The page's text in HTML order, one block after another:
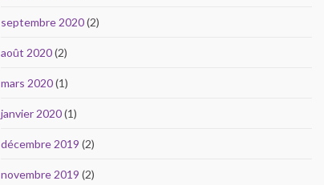
septembre 2020(2)
août 2020(2)
mars 2020(1)
janvier 2020(1)
décembre 2019 (2)
novembre 2019 (2)